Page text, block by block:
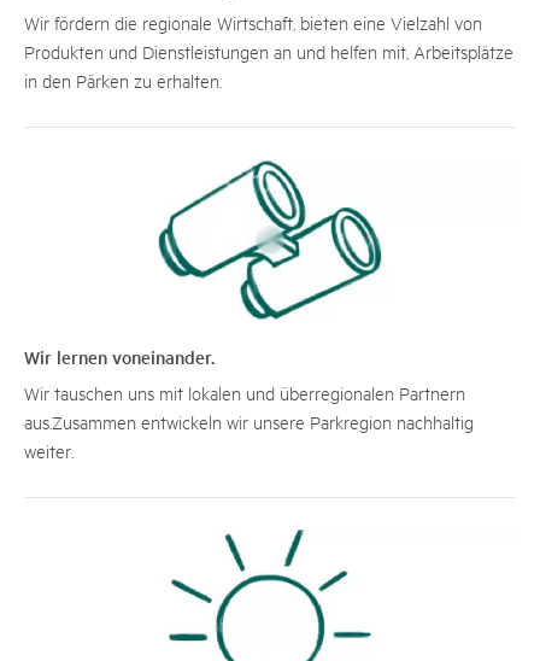
Wir fördern die regionale Wirtschaft, bieten eine Vielzahl von
Produkten und Dienstleistungen an und helfen mit, Arbeitsplätze
in den Pärken zu erhalten.
Wir lernen voneinander.
Wir tauschen uns mit lokalen und überregionalen Partnern
aus.Zusammen entwickeln wir unsere Parkregion nachhaltig
weiter.